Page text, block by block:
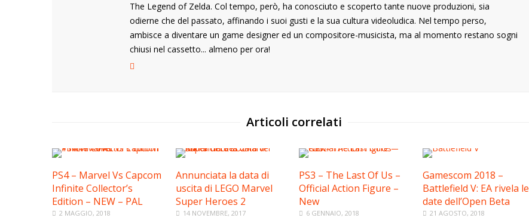
The Legend of Zelda. Col tempo, però, ha conosciuto e scoperto tante nuove produzioni, sia
odierne che del passato, affinando i suoi gusti e la sua cultura videoludica. Nel tempo perso,
ambisce a diventare un game designer ed un compositore-musicista, ma al momento restano sogni
chiusi nel cassetto... almeno per ora!
Articoli correlati
PS4 – Marvel Vs Capcom
Infinite Collector’s
Edition – NEW – PAL
2 MAGGIO, 2018
Annunciata la data di
uscita di LEGO Marvel
Super Heroes 2
14 NOVEMBRE, 2017
PS3 – The Last Of Us –
Official Action Figure –
New
6 GENNAIO, 2018
Gamescom 2018 –
Battlefield V: EA rivela le
date dell’Open Beta
21 AGOSTO, 2018